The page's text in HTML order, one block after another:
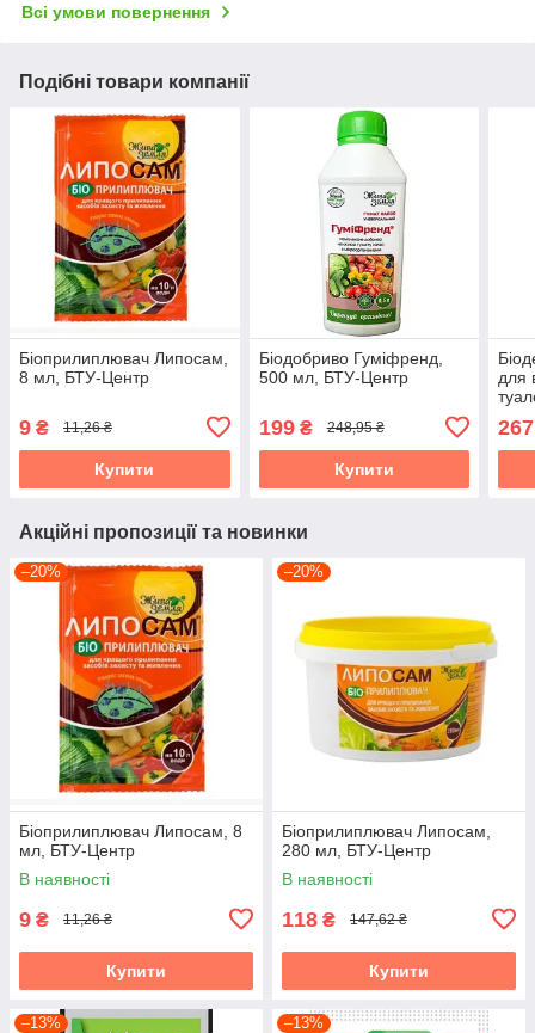
Всі умови повернення
Подібні товари компанії
Біоприлиплювач Липосам,
8 мл, БТУ-Центр
9 ₴ 11,26 ₴
Купити
Біодобриво Гуміфренд,
500 мл, БТУ-Центр
199₴ 248,95 ₴
Купити
для
мл,
267
Акційні пропозиції та новинки
–20%
Біоприлиплювач Липосам, 8
мл, БТУ-Центр
В наявності
9 ₴ 11,26 ₴
Купити
–20%
Біоприлиплювач Липосам,
280 мл, БТУ-Центр
В наявності
118 ₴ 147,62 ₴
Купити
–13% –13%